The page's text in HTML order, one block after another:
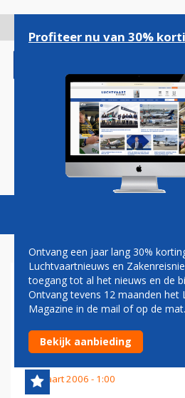
gaan
Magazine Podcasts
DRIE MISSONI
REZIDOR SAS IN
MIDDEN-OOSTEN
18 maart 2006 - 1:00
Profiteer nu van 30%
Ontvang een jaar lang 30%
Luchtvaartnieuws en
toegang tot al het nieuws en de
Ontvang tevens 12 maanden het
Magazine in de mail of op de mat.
Bekijk aanbieding